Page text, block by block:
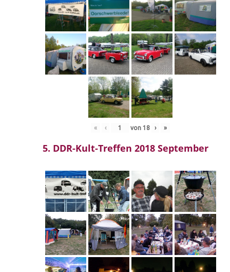
« ‹ von 18 › »
5. DDR-Kult-Treffen 2018 September